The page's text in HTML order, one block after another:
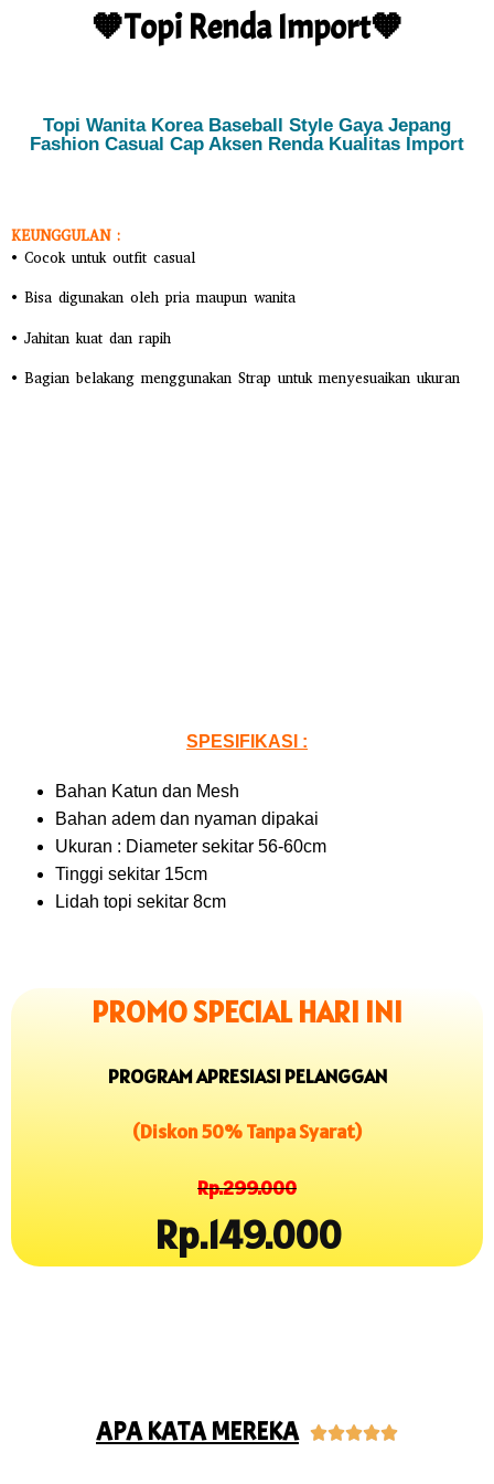
🧡Topi Renda Import🧡
Topi Wanita Korea Baseball Style Gaya Jepang
Fashion Casual Cap Aksen Renda Kualitas Import
KEUNGGULAN :
• Cocok untuk outfit casual
• Bisa digunakan oleh pria maupun wanita
• Jahitan kuat dan rapih
• Bagian belakang menggunakan Strap untuk menyesuaikan ukuran
SPESIFIKASI :
Bahan Katun dan Mesh
Bahan adem dan nyaman dipakai
Ukuran : Diameter sekitar 56-60cm
Tinggi sekitar 15cm
Lidah topi sekitar 8cm
PROMO SPECIAL HARI INI
PROGRAM APRESIASI PELANGGAN
(Diskon 50% Tanpa Syarat)
Rp.299.000
Rp.149.000
APA KATA MEREKA 